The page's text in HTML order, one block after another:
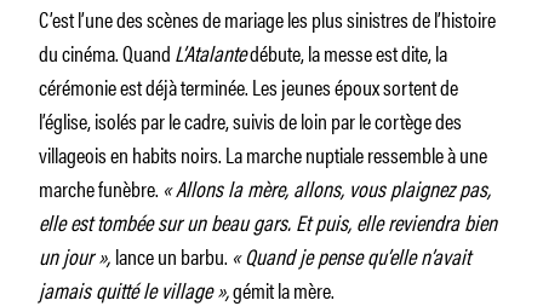
C’est l’une des scènes de mariage les plus sinistres de l’histoire
du cinéma. QuandL’Atalantedébute, la messe est dite, la
cérémonie est déjà terminée. Les jeunes époux sortent de
l’église, isolés par le cadre, suivis de loin par le cortège des
villageois en habits noirs. La marche nuptiale ressemble à une
marche funèbre. « Allons la mère, allons, vous plaignez pas,
elle est tombée sur un beau gars. Et puis, elle reviendra bien
un jour »,lance un barbu. « Quand je pense qu’elle n’avait
jamais quitté le village »,gémit la mère.